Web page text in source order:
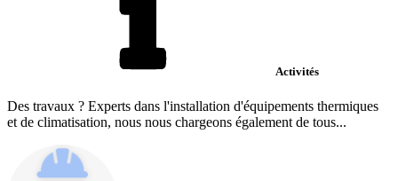
Activités
Des travaux ? Experts dans l'installation d'équipements thermiques
et de climatisation, nous nous chargeons également de tous...